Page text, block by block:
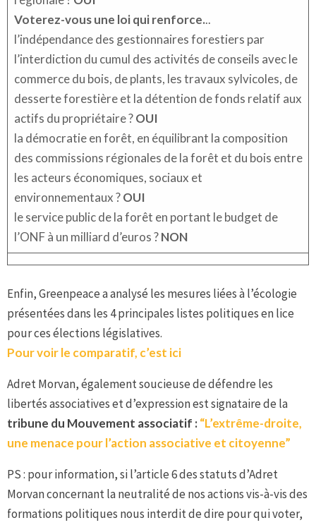
Voterez-vous une loi qui renforce...
l’indépendance des gestionnaires forestiers par
l’interdiction du cumul des activités de conseils avec le
commerce du bois, de plants, les travaux sylvicoles, de
desserte forestière et la détention de fonds relatif aux
actifs du propriétaire ?OUI
la démocratie en forêt, en équilibrant la composition
des commissions régionales de la forêt et du bois entre
les acteurs économiques, sociaux et
environnementaux ?OUI
le service public de la forêt en portant le budget de
l’ONF à un milliard d’euros ?NON
Enfin, Greenpeace a analysé les mesures liées à l’écologie
présentées dans les 4 principales listes politiques en lice
pour ces élections législatives.
Pour voir le comparatif, c’est ici
Adret Morvan, également soucieuse de défendre les
libertés associatives et d’expression est signataire de la
tribune du Mouvement associatif :“L’extrême-droite,
une menace pour l’action associative et citoyenne”
PS : pour information, si l’article 6 des statuts d’Adret
Morvan concernant la neutralité de nos actions vis-à-vis des
formations politiques nous interdit de dire pour qui voter,